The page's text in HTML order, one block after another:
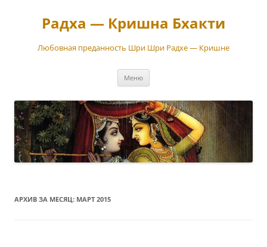
содержимому
Радха — Кришна Бхакти
Любовная преданность Шри Шри Радхе — Кришне
Меню
АРХИВ ЗА МЕСЯЦ: МАРТ 2015